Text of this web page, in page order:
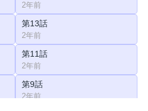
2年前
第13話
2年前
第11話
2年前
第9話
2年前